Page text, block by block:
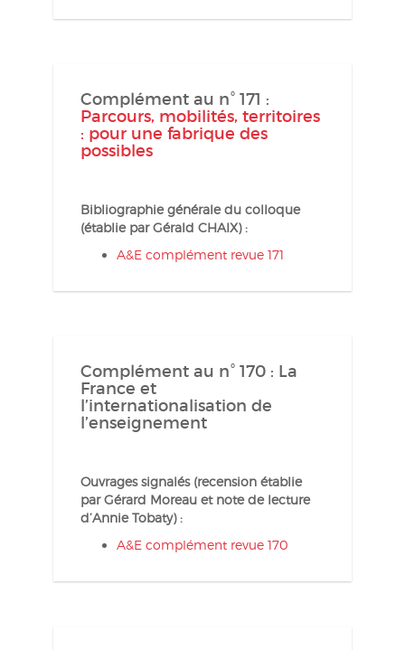
Complément au n° 171 :
Parcours, mobilités, territoires
: pour une fabrique des
possibles
Bibliographie générale du colloque
(établie par Gérald CHAIX) :
A&E complément revue 171
Complément au n° 170 : La
France et
l’internationalisation de
l’enseignement
Ouvrages signalés (recension établie
par Gérard Moreau et note de lecture
d’Annie Tobaty) :
A&E complément revue 170